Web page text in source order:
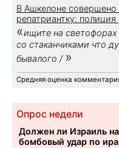
В Ашкелоне
репатриантку:
«ищите на
со стаканчиками что
бывалого / »
Средняя оценка
Опрос недели
Должен ли Израиль
бомбовый удар по